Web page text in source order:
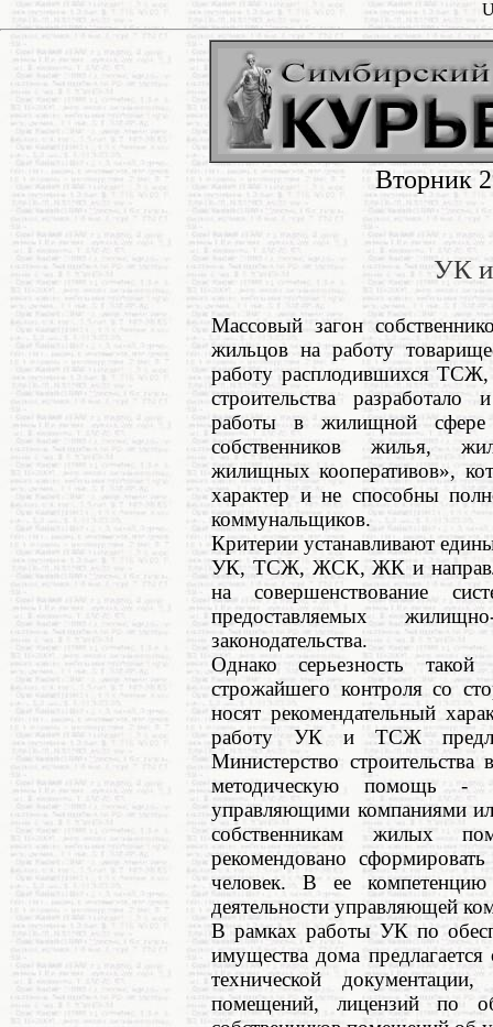
Вторник
УК
Массовый загон
жильцов на работу
работу расплодившихся
строительства
работы в жилищной сфере
собственников жилья,
жилищных кооперативов»,
характер и не способны
коммунальщиков.
Критерии устанавливают
УК, ТСЖ, ЖСК, ЖК и
на совершенствование
предоставляемых
законодательства.
Однако серьезность
строжайшего контроля со
носят рекомендательный
работу УК и ТСЖ
Министерство
методическую помощь -
управляющими компаниями
собственникам жилых
рекомендовано
человек. В ее компетенцию
деятельности управляющей
В рамках работы УК по
имущества дома
технической
помещений, лицензий по